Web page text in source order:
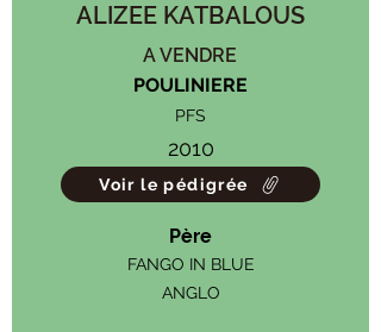
ALIZEE KATBALOUS
A VENDRE
POULINIERE
PFS
2010
Voir le pédigrée
Père
FANGO IN BLUE
ANGLO